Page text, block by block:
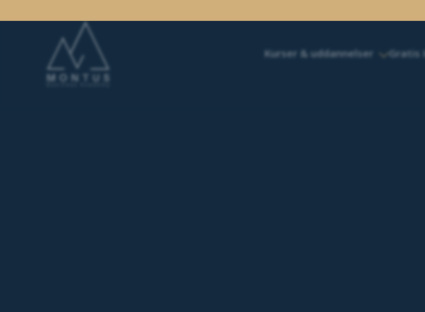
Kurser & uddannelser Gratis
Få 10 % rabat på